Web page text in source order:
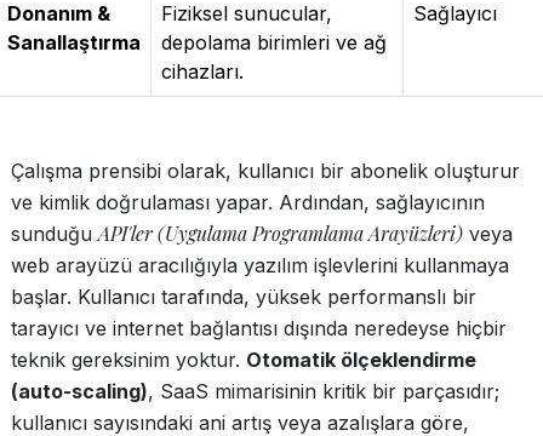
Donanım &
Sanallaştırma
Fiziksel sunucular,
depolama birimleri ve ağ
cihazları.
Sağlayıcı
Çalışma prensibi olarak, kullanıcı bir abonelik oluşturur
ve kimlik doğrulaması yapar. Ardından, sağlayıcının
sunduğuAPI'ler (Uygulama Programlama Arayüzleri) veya
web arayüzü aracılığıyla yazılım işlevlerini kullanmaya
başlar. Kullanıcı tarafında, yüksek performanslı bir
tarayıcı ve internet bağlantısı dışında neredeyse hiçbir
teknik gereksinim yoktur. Otomatik ölçeklendirme
(auto-scaling), SaaS mimarisinin kritik bir parçasıdır;
kullanıcı sayısındaki ani artış veya azalışlara göre,